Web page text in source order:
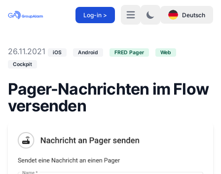
Log-in > Menü Deutsch
26.11.2021 iOS Android FRED Pager
Web
Cockpit
Pager-Nachrichten im Flow
versenden